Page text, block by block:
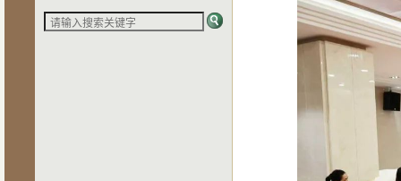
·干拉省省长郭宗仁：西港特区以...
·西哈努克省省长郭宗仁赞扬西港...